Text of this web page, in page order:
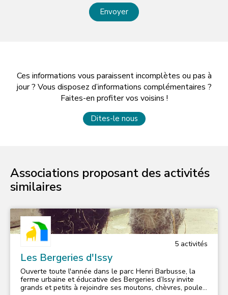
Envoyer
Ces informations vous paraissent incomplètes ou pas à
jour ? Vous disposez d’informations complémentaires ?
Faites-en profiter vos voisins !
Dites-le nous
Associations proposant des activités
similaires
5 activités
Les Bergeries d'Issy
Ouverte toute l'année dans le parc Henri Barbusse, la
ferme urbaine et éducative des Bergeries d’Issy invite
grands et petits à rejoindre ses moutons, chèvres, poules,